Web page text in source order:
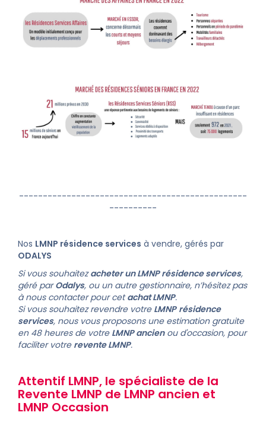
------------------------------------------------
----------
Nos LMNP résidence services à vendre, gérés par
ODALYS
Si vous souhaitezacheter un LMNP résidence services,
géré parOdalys, ou un autre gestionnaire, n’hésitez pas
à nous contacter pour cetachat LMNP.
Si vous souhaitezrevendre votre LMNP résidence
services, nous vous proposons une estimation gratuite
en 48 heures de votre LMNP ancienou d'occasion, pour
faciliter votre revente LMNP.
Attentif LMNP, le spécialiste de la
Revente LMNP de LMNP ancien et
LMNP Occasion